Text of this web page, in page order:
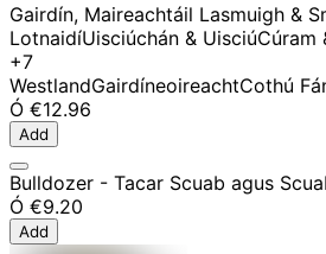
Gairdín, Maireachtáil Lasmuigh &
LotnaidíUisciúchán & UisciúCúram
+7
WestlandGairdíneoireachtCothú
Ó €12.96
Add
Bulldozer - Tacar Scuab agus
Ó €9.20
Add